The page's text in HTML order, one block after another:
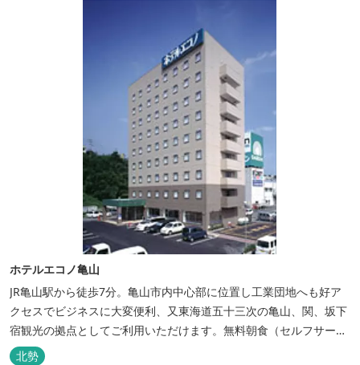
ホテルエコノ亀山
JR亀山駅から徒歩7分。亀山市内中心部に位置し工業団地へも好ア
クセスでビジネスに大変便利、又東海道五十三次の亀山、関、坂下
宿観光の拠点としてご利用いただけます。無料朝食（セルフサービ
ス）、無料駐車場付で低価格な高機能ホテルです。
北勢